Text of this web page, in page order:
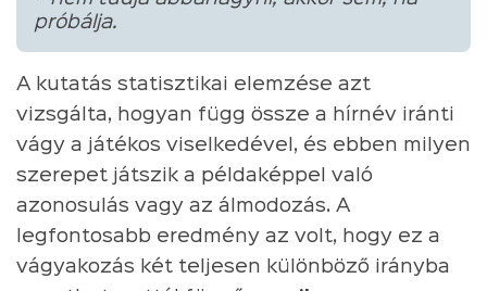
próbálja.
A kutatás statisztikai elemzése azt
vizsgálta, hogyan függ össze a hírnév iránti
vágy a játékos viselkedével, és ebben milyen
szerepet játszik a példaképpel való
azonosulás vagy az álmodozás. A
legfontosabb eredmény az volt, hogy ez a
vágyakozás két teljesen különböző irányba